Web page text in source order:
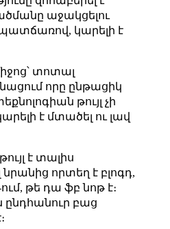
աջակցելու
կարելի է
տոտալ
որը ընթացիկ
թույլ չի
է մտածել ու լավ
է տալիս
որտեղ է բլոգդ,
թե դա ֆբ նոթ է։
ընդհանուր բաց